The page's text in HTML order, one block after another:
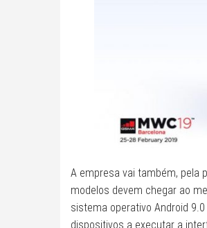
A empresa vai também, pela
modelos devem chegar ao
sistema operativo Android
dispositivos a executar a